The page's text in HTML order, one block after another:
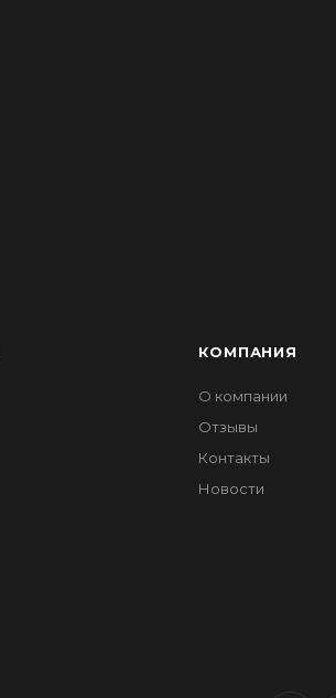
КОМПАНИЯ
О компании
Отзывы
Контакты
Новости